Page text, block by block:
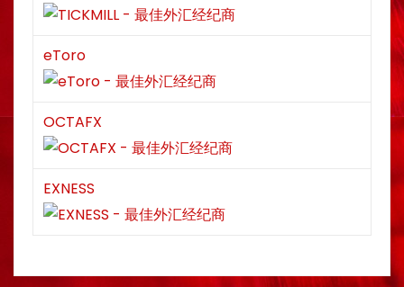
eToro
OCTAFX
EXNESS